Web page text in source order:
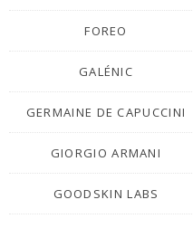
FOREO
GALÉNIC
GERMAINE DE CAPUCCINI
GIORGIO ARMANI
GOODSKIN LABS